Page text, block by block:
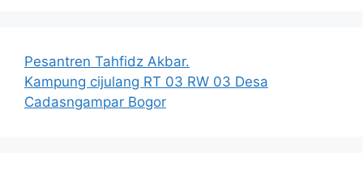
Pesantren Tahfidz Akbar.
Kampung cijulang RT 03 RW 03 Desa
Cadasngampar Bogor